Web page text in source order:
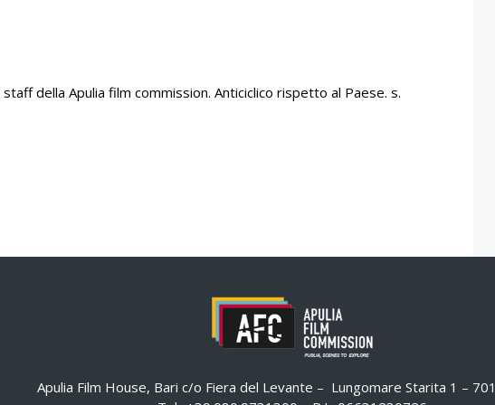
della Apulia film commission. Anticiclico rispetto al Paese. s.
Apulia Film House, Bari c/o Fiera del Levante – Lungomare Starita 1 –